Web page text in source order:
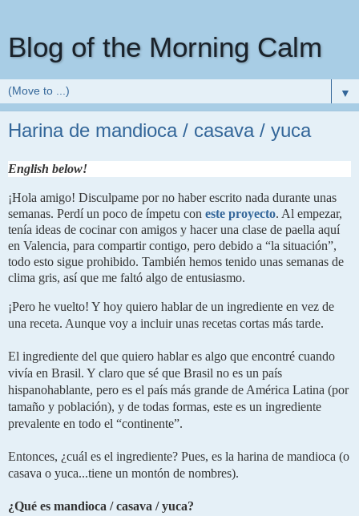
Blog of the Morning Calm
▼
Harina de mandioca / casava / yuca
English below!
¡Hola amigo! Disculpame por no haber escrito nada durante unas
semanas. Perdí un poco de ímpetu con este proyecto. Al empezar,
tenía ideas de cocinar con amigos y hacer una clase de paella aquí
en Valencia, para compartir contigo, pero debido a “la situación”,
todo esto sigue prohibido. También hemos tenido unas semanas de
clima gris, así que me faltó algo de entusiasmo.
¡Pero he vuelto! Y hoy quiero hablar de un ingrediente en vez de
una receta. Aunque voy a incluir unas recetas cortas más tarde.
El ingrediente del que quiero hablar es algo que encontré cuando
vivía en Brasil. Y claro que sé que Brasil no es un país
hispanohablante, pero es el país más grande de América Latina (por
tamaño y población), y de todas formas, este es un ingrediente
prevalente en todo el “continente”.
Entonces, ¿cuál es el ingrediente? Pues, es la harina de mandioca (o
casava o yuca...tiene un montón de nombres).
¿Qué es mandioca / casava / yuca?